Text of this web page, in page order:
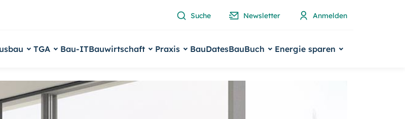
Suche Newsletter Anmelden
TGA Bau-ITBauwirtschaft Praxis BauDatesBauBuch Energie sparen